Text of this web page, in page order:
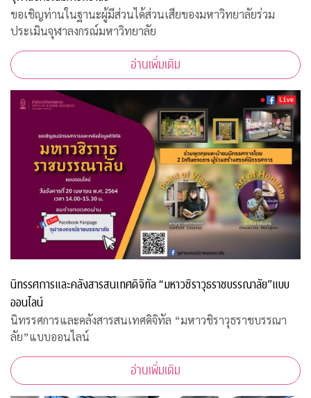
ขอเชิญท่านในฐานะผู้มีส่วนได้ส่วนเสียของมหาวิทยาลัยร่วม
ประเมินจุฬาลงกรณ์มหาวิทยาลัย
อ่านเพิ่มเติม
นิทรรศการและคลังสารสนเทศดิจิทัล “มหาวชิราวุธราชบรรณาลัย”แบบ
ออนไลน์
นิทรรศการและคลังสารสนเทศดิจิทัล “มหาวชิราวุธราชบรรณา
ลัย”แบบออนไลน์
อ่านเพิ่มเติม